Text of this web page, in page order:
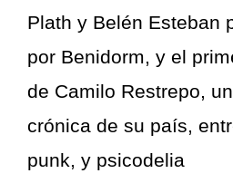
Plath y Belén Esteban
por Benidorm, y el
de Camilo Restrepo,
crónica de su país,
punk, y psicodelia